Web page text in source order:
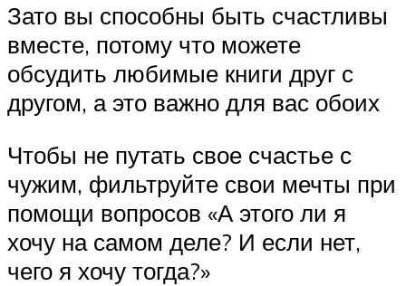
Зато вы способны быть счастливы
вместе, потому что можете
обсудить любимые книги друг с
другом, а это важно для вас обоих
Чтобы не путать свое счастье с
чужим, фильтруйте свои мечты при
помощи вопросов «А этого ли я
хочу на самом деле? И если нет,
чего я хочу тогда?»